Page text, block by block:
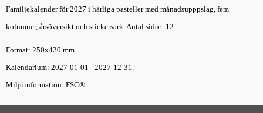
Familjekalender för 2027 i härliga pasteller med månadsupppslag, fem
kolumner, årsöversikt och stickersark. Antal sidor: 12.
Format: 250x420 mm.
Kalendarium: 2027-01-01 - 2027-12-31.
Miljöinformation: FSC®.